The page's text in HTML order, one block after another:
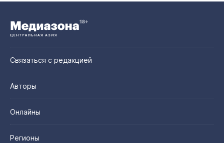
Связаться с редакцией
Авторы
Онлайны
Регионы